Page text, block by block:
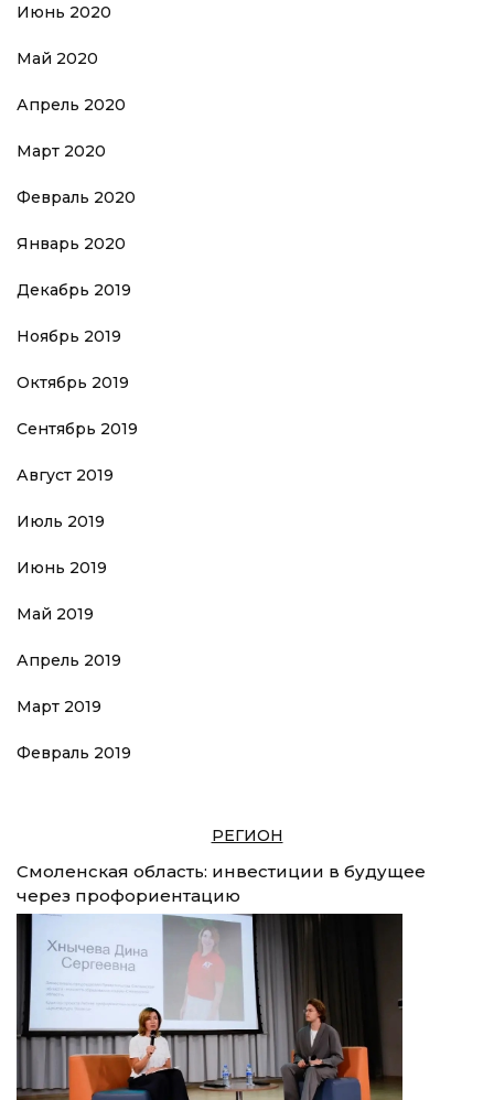
Июнь 2020
Май 2020
Апрель 2020
Март 2020
Февраль 2020
Январь 2020
Декабрь 2019
Ноябрь 2019
Октябрь 2019
Сентябрь 2019
Август 2019
Июль 2019
Июнь 2019
Май 2019
Апрель 2019
Март 2019
Февраль 2019
РЕГИОН
Смоленская область: инвестиции в будущее
через профориентацию